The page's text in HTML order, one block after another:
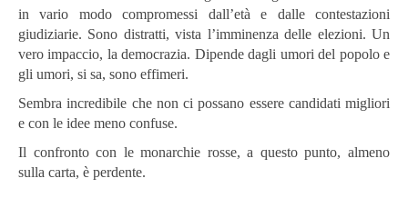
in vario modo compromessi dall’età e dalle contestazioni
giudiziarie. Sono distratti, vista l’imminenza delle elezioni. Un
vero impaccio, la democrazia. Dipende dagli umori del popolo e
gli umori, si sa, sono effimeri.
Sembra incredibile che non ci possano essere candidati migliori
e con le idee meno confuse.
Il confronto con le monarchie rosse, a questo punto, almeno
sulla carta, è perdente.